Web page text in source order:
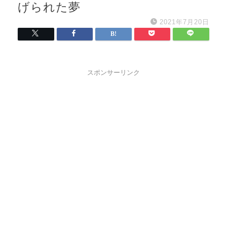
げられた夢
2021年7月20日
スポンサーリンク